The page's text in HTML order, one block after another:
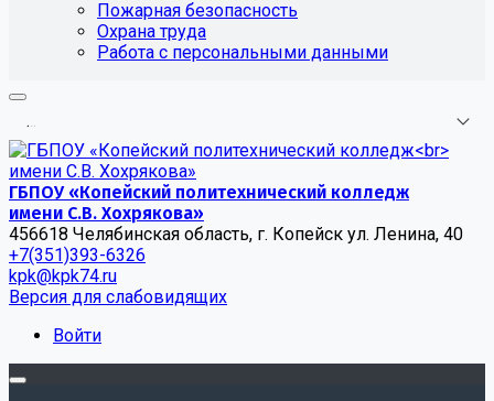
Пожарная безопасность
Охрана труда
Работа с персональными данными
...
ГБПОУ «Копейский политехнический колледж
имени С.В. Хохрякова»
456618 Челябинская область, г. Копейск ул. Ленина, 40
+7(351)393-6326
kpk@kpk74.ru
Версия для слабовидящих
Войти